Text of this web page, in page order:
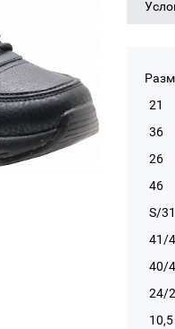
21
36
26
46
S/
41/
40/
24/
10,5